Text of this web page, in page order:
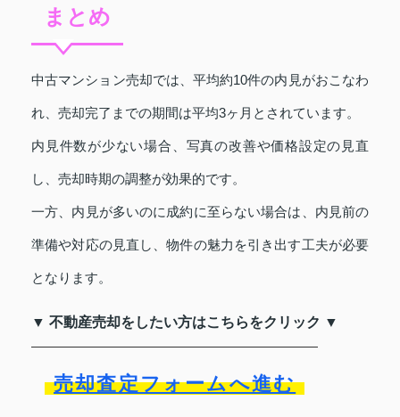
まとめ
中古マンション売却では、平均約10件の内見がおこなわ
れ、売却完了までの期間は平均3ヶ月とされています。
内見件数が少ない場合、写真の改善や価格設定の見直
し、売却時期の調整が効果的です。
一方、内見が多いのに成約に至らない場合は、内見前の
準備や対応の見直し、物件の魅力を引き出す工夫が必要
となります。
▼ 不動産売却をしたい方はこちらをクリック ▼
売却査定フォームへ進む